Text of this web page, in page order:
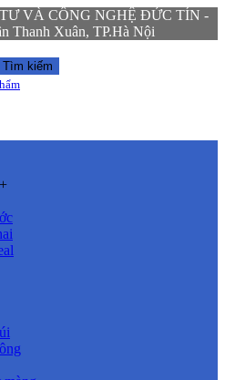
VÀ CÔNG NGHỆ ĐỨC TÍN -
Thanh Xuân, TP.Hà Nội
Tìm kiếm
+